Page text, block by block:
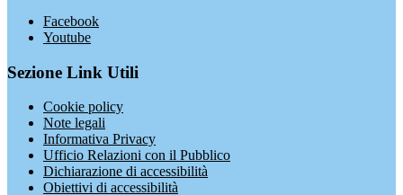
Facebook
Youtube
Sezione Link Utili
Cookie policy
Note legali
Informativa Privacy
Ufficio Relazioni con il Pubblico
Dichiarazione di accessibilità
Obiettivi di accessibilità